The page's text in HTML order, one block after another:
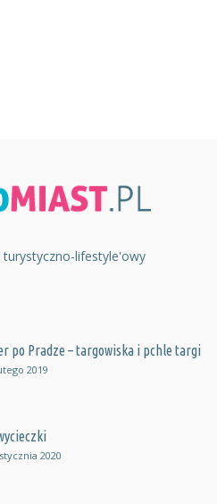
lifestyle'owy
po Pradze – targowiska i pchle targi
2019
2020